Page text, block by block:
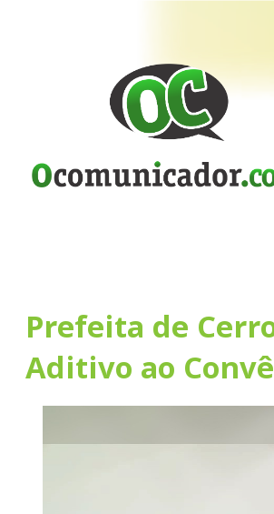
Prefeita de
Aditivo ao